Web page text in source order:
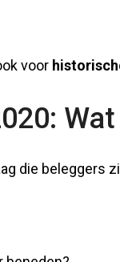
voor
die beleggers